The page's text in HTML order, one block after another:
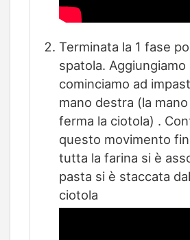
Terminata la 1 fase
spatola. Aggiungiamo
cominciamo ad
mano destra (la
ferma la ciotola) .
questo movimento
tutta la farina si è
pasta si è staccata
ciotola